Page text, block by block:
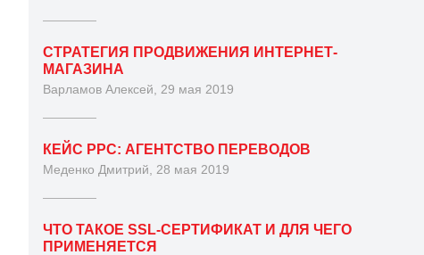
СТРАТЕГИЯ ПРОДВИЖЕНИЯ ИНТЕРНЕТ-
МАГАЗИНА
Варламов Алексей, 29 мая 2019
КЕЙС PPC: АГЕНТСТВО ПЕРЕВОДОВ
Меденко Дмитрий, 28 мая 2019
ЧТО ТАКОЕ SSL-СЕРТИФИКАТ И ДЛЯ ЧЕГО
ПРИМЕНЯЕТСЯ